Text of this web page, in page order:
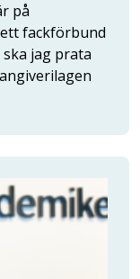
på
fackförbund
jag prata